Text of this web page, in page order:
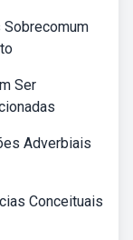
Ser
Adverbiais
Conceituais